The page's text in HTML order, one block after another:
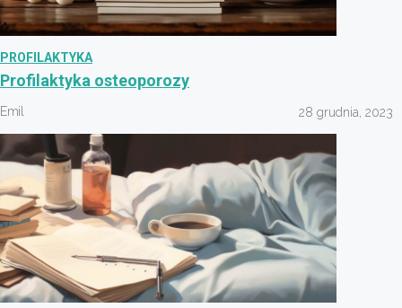
PROFILAKTYKA
Profilaktyka osteoporozy
Emil 28 grudnia, 2023